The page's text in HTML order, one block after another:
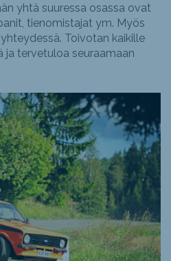
yhtä suuressa osassa ovat
tienomistajat ym. Myös
Toivotan kaikille
ja tervetuloa seuraamaan